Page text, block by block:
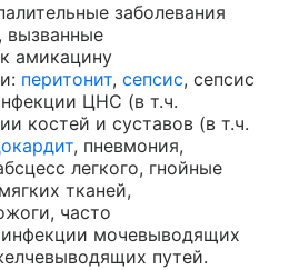
заболевания
вызванные
амикацину
перитонит, сепсис, сепсис
ЦНС (в т.ч.
костей и суставов (в т.ч.
, пневмония,
легкого, гнойные
тканей,
часто
мочевыводящих
путей.